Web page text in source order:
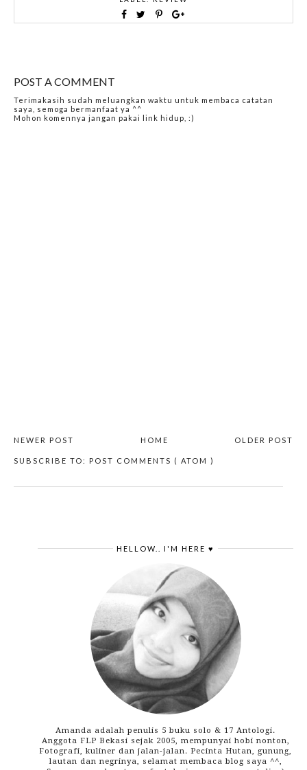
POST A COMMENT
Terimakasih sudah meluangkan waktu untuk membaca catatan
saya, semoga bermanfaat ya ^^
Mohon komennya jangan pakai link hidup, :)
NEWER POST OLDER POST
HOME
SUBSCRIBE TO: POST COMMENTS ( ATOM )
HELLOW.. I'M HERE ♥
Amanda adalah penulis 5 buku solo & 17 Antologi.
Anggota FLP Bekasi sejak 2005, mempunyai hobi nonton,
Fotografi, kuliner dan jalan-jalan. Pecinta Hutan, gunung,
lautan dan negrinya, selamat membaca blog saya ^^,